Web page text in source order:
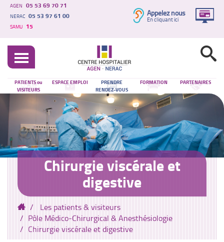
AGEN 05 53 69 70 71
NERAC 05 53 97 61 00
SAMU 15
Appelez nous
En cliquant ici
PATIENTS ou
VISITEURS
ESPACE EMPLOI
PRENDRE
RENDEZ-VOUS
FORMATION PARTENAIRES
Chirurgie viscérale et
digestive
Les patients & visiteurs
Pôle Médico-Chirurgical & Anesthésiologie
Chirurgie viscérale et digestive